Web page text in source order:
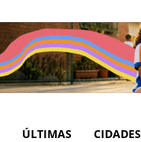
ÚLTIMAS CIDADES